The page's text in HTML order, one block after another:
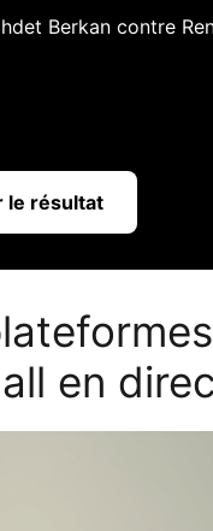
Berkan contre
le résultat
en